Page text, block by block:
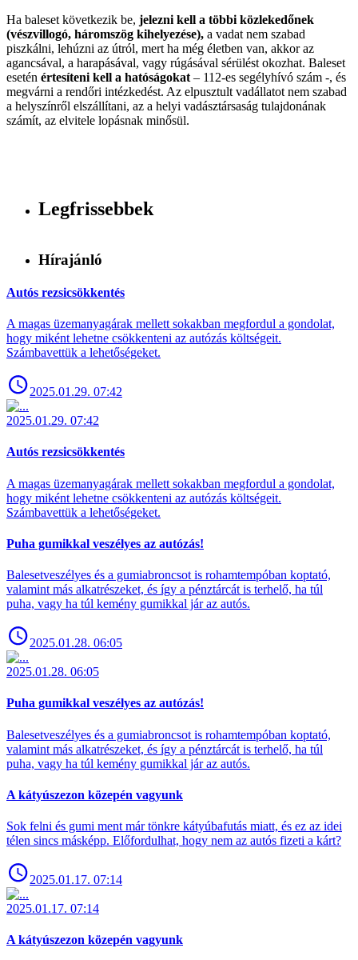
Ha baleset következik be, jelezni kell a többi közlekedőnek
(vészvillogó, háromszög kihelyezése), a vadat nem szabad
piszkálni, lehúzni az útról, mert ha még életben van, akkor az
agancsával, a harapásával, vagy rúgásával sérülést okozhat. Baleset
esetén értesíteni kell a hatóságokat – 112-es segélyhívó szám -, és
megvárni a rendőri intézkedést. Az elpusztult vadállatot nem szabad
a helyszínről elszállítani, az a helyi vadásztársaság tulajdonának
számít, az elvitele lopásnak minősül.
Legfrissebbek
Hírajánló
Autós rezsicsökkentés
A magas üzemanyagárak mellett sokakban megfordul a gondolat,
hogy miként lehetne csökkenteni az autózás költségeit.
Számbavettük a lehetőségeket.
2025.01.29. 07:42
2025.01.29. 07:42
Autós rezsicsökkentés
A magas üzemanyagárak mellett sokakban megfordul a gondolat,
hogy miként lehetne csökkenteni az autózás költségeit.
Számbavettük a lehetőségeket.
Puha gumikkal veszélyes az autózás!
Balesetveszélyes és a gumiabroncsot is rohamtempóban koptató,
valamint más alkatrészeket, és így a pénztárcát is terhelő, ha túl
puha, vagy ha túl kemény gumikkal jár az autós.
2025.01.28. 06:05
2025.01.28. 06:05
Puha gumikkal veszélyes az autózás!
Balesetveszélyes és a gumiabroncsot is rohamtempóban koptató,
valamint más alkatrészeket, és így a pénztárcát is terhelő, ha túl
puha, vagy ha túl kemény gumikkal jár az autós.
A kátyúszezon közepén vagyunk
Sok felni és gumi ment már tönkre kátyúbafutás miatt, és ez az idei
télen sincs másképp. Előfordulhat, hogy nem az autós fizeti a kárt?
2025.01.17. 07:14
2025.01.17. 07:14
A kátyúszezon közepén vagyunk